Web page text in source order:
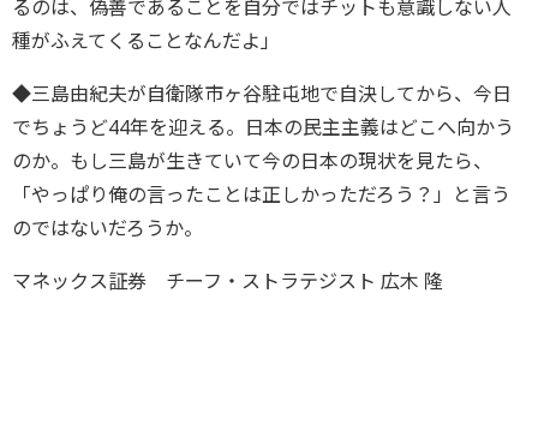
るのは、偽善であることを自分ではチットも意識しない人
種がふえてくることなんだよ」
◆三島由紀夫が自衛隊市ヶ谷駐屯地で自決してから、今日
でちょうど44年を迎える。日本の民主主義はどこへ向かう
のか。もし三島が生きていて今の日本の現状を見たら、
「やっぱり俺の言ったことは正しかっただろう？」と言う
のではないだろうか。
マネックス証券 チーフ・ストラテジスト 広木 隆